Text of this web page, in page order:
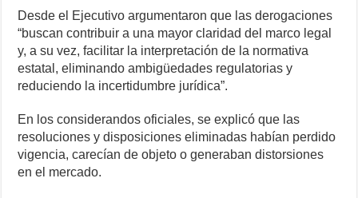
Desde el Ejecutivo argumentaron que las derogaciones
“buscan contribuir a una mayor claridad del marco legal
y, a su vez, facilitar la interpretación de la normativa
estatal, eliminando ambigüedades regulatorias y
reduciendo la incertidumbre jurídica”.
En los considerandos oficiales, se explicó que las
resoluciones y disposiciones eliminadas habían perdido
vigencia, carecían de objeto o generaban distorsiones
en el mercado.